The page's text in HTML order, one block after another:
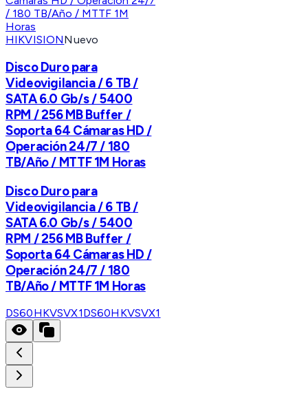
HIKVISIONNuevo
Disco Duro para
Videovigilancia / 6 TB /
SATA 6.0 Gb/s / 5400
RPM / 256 MB Buffer /
Soporta 64 Cámaras HD /
Operación 24/7 / 180
TB/Año / MTTF 1M Horas
Disco Duro para
Videovigilancia / 6 TB /
SATA 6.0 Gb/s / 5400
RPM / 256 MB Buffer /
Soporta 64 Cámaras HD /
Operación 24/7 / 180
TB/Año / MTTF 1M Horas
DS60HKVSVX1DS60HKVSVX1